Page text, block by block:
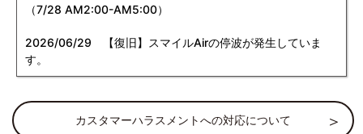
（7/28 AM2:00-AM5:00）
2026/06/29 【復旧】スマイルAirの停波が発生していま
す。
カスタマーハラスメントへの対応について